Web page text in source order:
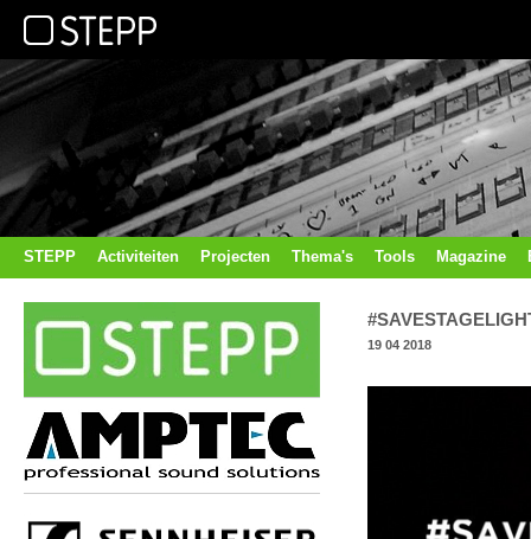
STEPP Activiteiten Projecten Thema's Tools Magazine
19 04 2018